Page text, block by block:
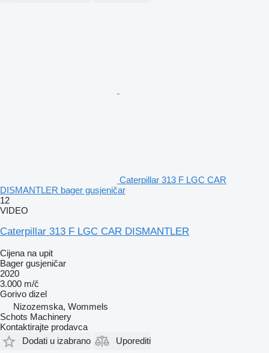
Caterpillar 313 F LGC CAR
DISMANTLER bager gusjeničar
12
VIDEO
Caterpillar 313 F LGC CAR DISMANTLER
Cijena na upit
Bager gusjeničar
2020
3.000 m/č
Gorivo dizel
Nizozemska, Wommels
Schots Machinery
Kontaktirajte prodavca
Dodati u izabrano
Uporediti